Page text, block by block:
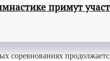
примут
соревнованиях